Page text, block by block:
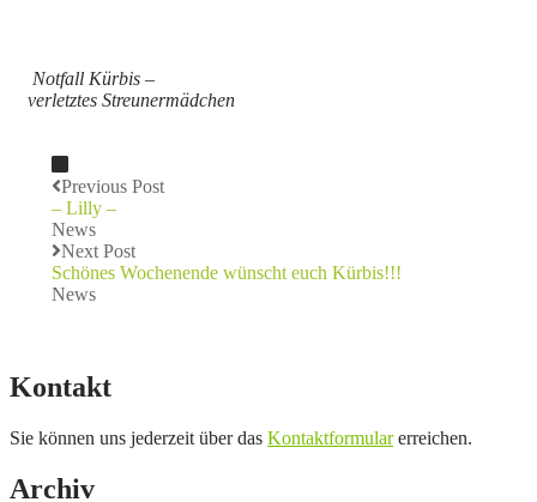
Notfall Kürbis –
verletztes Streunermädchen
Previous Post
– Lilly –
News
Next Post
Schönes Wochenende wünscht euch Kürbis!!!
News
Kontakt
Sie können uns jederzeit über das Kontaktformularerreichen.
Archiv